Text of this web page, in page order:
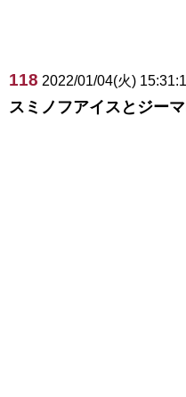
118 2022/01/04(火)
スミノフアイスとジー